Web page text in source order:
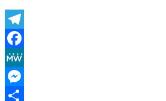
Telegram
Facebook
MeWe
Messenger